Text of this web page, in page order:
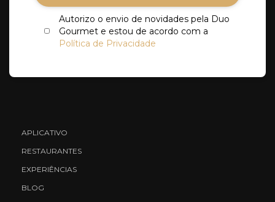
Autorizo o envio de novidades pela Duo
Gourmet e estou de acordo com a
Política de Privacidade
APLICATIVO
RESTAURANTES
EXPERIÊNCIAS
BLOG